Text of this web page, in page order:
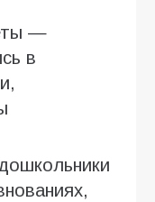
—
в